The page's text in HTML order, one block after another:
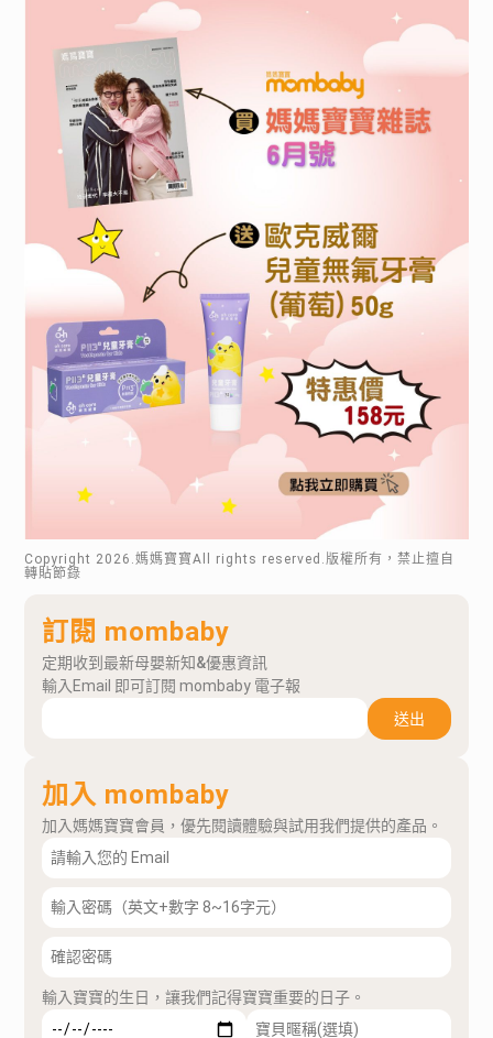
Copyright 2026 .媽媽寶寶All rights reserved.版權所有，禁止擅自
轉貼節錄
訂閱 mombaby
定期收到最新母嬰新知&優惠資訊
輸入Email 即可訂閱 mombaby 電子報
送出
加入 mombaby
加入媽媽寶寶會員，優先閱讀體驗與試用我們提供的產品。
輸入寶寶的生日，讓我們記得寶寶重要的日子。